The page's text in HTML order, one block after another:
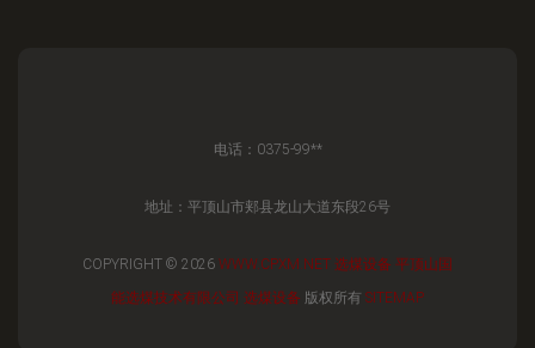
电话：0375-99**
地址：平顶山市郏县龙山大道东段26号
COPYRIGHT © 2026 WWW.CPXM.NET 选煤设备 平顶山国
能选煤技术有限公司 选煤设备 版权所有 SITEMAP